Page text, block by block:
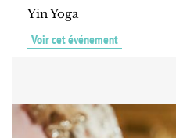
Yin Yoga
Voir cet événement